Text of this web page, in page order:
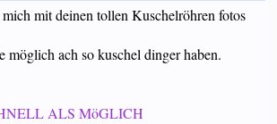
mit deinen tollen Kuschelröhren fotos
möglich ach so kuschel dinger haben.
ALS MöGLICH